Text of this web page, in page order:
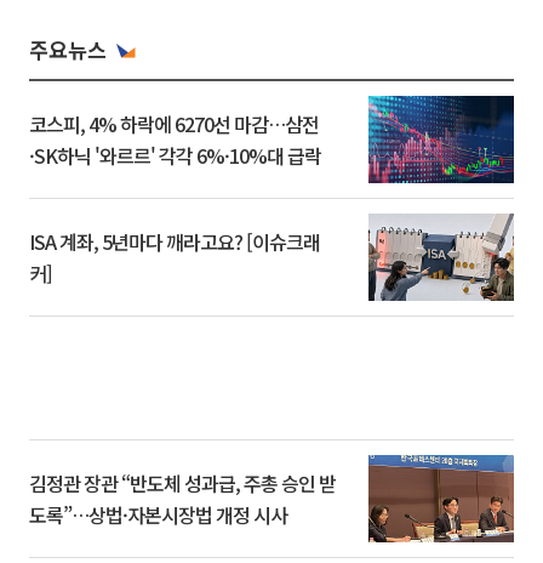
주요뉴스
코스피, 4% 하락에 6270선 마감…삼전
·SK하닉 '와르르' 각각 6%·10%대 급락
ISA 계좌, 5년마다 깨라고요? [이슈크래
커]
김정관 장관 “반도체 성과급, 주총 승인 받
도록”…상법·자본시장법 개정 시사